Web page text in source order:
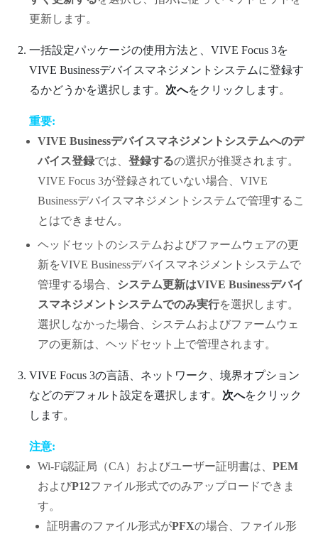
更新します。
一括設定パッケージの使用方法と、 VIVE Focus3を
VIVE Businessデバイスマネジメントシステムに登録す
るかどうかを選択します。 次へをクリックします。
重要:
VIVE Businessデバイスマネジメントシステムへのデ
バイス登録では、登録するの選択が推奨されます。
VIVE Focus 3が登録されていない場合、VIVE
Businessデバイスマネジメントシステムで管理するこ
とはできません。
ヘッドセットのシステムおよびファームウェアの更
新をVIVE Businessデバイスマネジメントシステムで
管理する場合、 システム更新はVIVE Businessデバイ
スマネジメントシステムでのみ実行を選択します。
選択しなかった場合、システムおよびファームウェ
アの更新は、ヘッドセット上で管理されます。
VIVE Focus3の言語、ネットワーク、境界オプション
などのデフォルト設定を選択します。 次へをクリック
します。
注意:
Wi‍-Fi認証局（CA）およびユーザー証明書は、PEM
およびP12ファイル形式でのみアップロードできま
す。
証明書のファイル形式がPFXの場合、ファイル形